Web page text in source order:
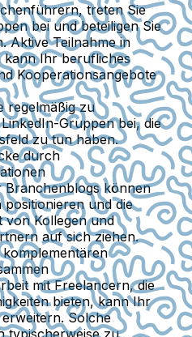
treten Sie
bei und beteiligen Sie
Aktive Teilnahme in
kann Ihr berufliches
Kooperationsangebote
regelmäßig zu
Gruppen bei, die
zu tun haben.
durch
Branchenblogs können
positionieren und die
von Kollegen und
auf sich ziehen.
mit Freelancern, die
bieten, kann Ihr
Solche
typischerweise zu